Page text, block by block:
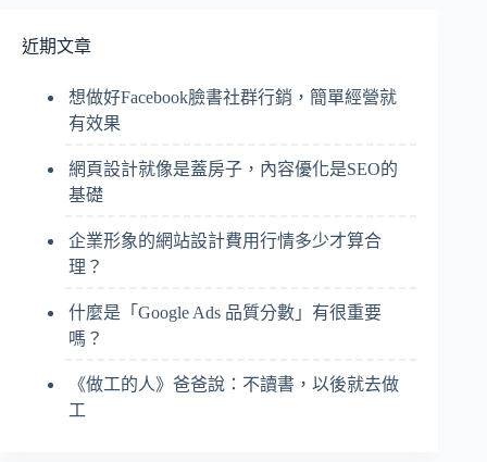
近期文章
想做好Facebook臉書社群行銷，簡單經營就
有效果
網頁設計就像是蓋房子，內容優化是SEO的
基礎
企業形象的網站設計費用行情多少才算合
理？
什麼是「Google Ads 品質分數」有很重要
嗎？
《做工的人》爸爸說：不讀書，以後就去做
工